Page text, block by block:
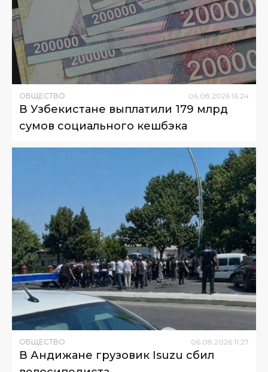
ОБЩЕСТВО 06.08.2026 16:24
В Узбекистане выплатили 179 млрд
сумов социального кешбэка
ОБЩЕСТВО 06.08.2026 11:27
В Андижане грузовик Isuzu сбил